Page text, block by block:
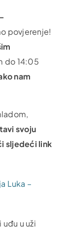
povjerenje!
do 14:05
nam
svoju
sljedeći link
Luka –
u uži